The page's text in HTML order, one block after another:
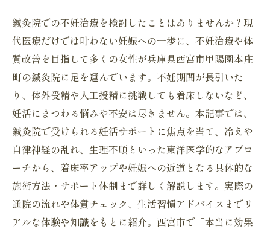
鍼灸院での不妊治療を検討したことはありませんか？現
代医療だけでは叶わない妊娠への一歩に、不妊治療や体
質改善を目指して多くの女性が兵庫県西宮市甲陽園本庄
町の鍼灸院に足を運んでいます。不妊期間が長引いた
り、体外受精や人工授精に挑戦しても着床しないなど、
妊活にまつわる悩みや不安は尽きません。本記事では、
鍼灸院で受けられる妊活サポートに焦点を当て、冷えや
自律神経の乱れ、生理不順といった東洋医学的なアプロ
ーチから、着床率アップや妊娠への近道となる具体的な
施術方法・サポート体制まで詳しく解説します。実際の
通院の流れや体質チェック、生活習慣アドバイスまでリ
アルな体験や知識をもとに紹介。西宮市で「本当に効果